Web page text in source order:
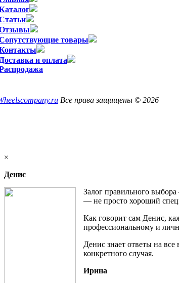
товары
и оплата
Все права защищены © 2026
×
Денис
Залог правильного
— не просто хороший
Как говорит сам Денис,
профессиональному и
Денис знает ответы на
конкретного случая.
Ирина